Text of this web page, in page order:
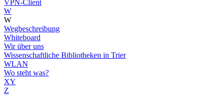
VPN-Client
W
W
Wegbeschreibung
Whiteboard
Wir über uns
Wissenschaftliche Bibliotheken in Trier
WLAN
Wo steht was?
XY
Z